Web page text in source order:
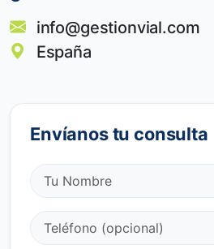
info@gestionvial.com
España
Envíanos tu consulta